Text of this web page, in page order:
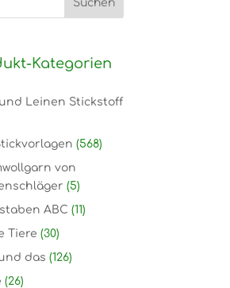
Kategorien
Leinen Stickstoff
(568)
von
(5)
ABC (11)
Tiere (30)
das (126)
(26)